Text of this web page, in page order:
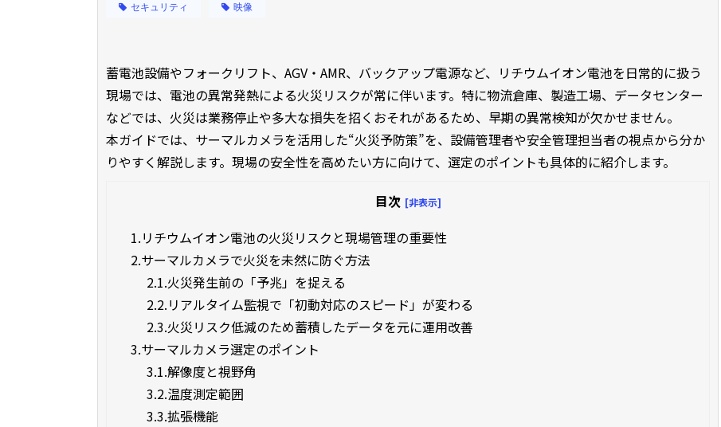
セキュリティ 映像
蓄電池設備やフォークリフト、AGV・AMR、バックアップ電源など、リチウムイオン電池を日常的に扱う
現場では、電池の異常発熱による火災リスクが常に伴います。特に物流倉庫、製造工場、データセンター
などでは、火災は業務停止や多大な損失を招くおそれがあるため、早期の異常検知が欠かせません。
本ガイドでは、サーマルカメラを活用した“火災予防策”を、設備管理者や安全管理担当者の視点から分か
りやすく解説します。現場の安全性を高めたい方に向けて、選定のポイントも具体的に紹介します。
目次 [非表示]
1.リチウムイオン電池の火災リスクと現場管理の重要性
2.サーマルカメラで火災を未然に防ぐ方法
2.1.火災発生前の「予兆」を捉える
2.2.リアルタイム監視で「初動対応のスピード」が変わる
2.3.火災リスク低減のため蓄積したデータを元に運用改善
3.サーマルカメラ選定のポイント
3.1.解像度と視野角
3.2.温度測定範囲
3.3.拡張機能